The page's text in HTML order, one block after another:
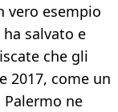
vero esempio
salvato e
che gli
2017, come un
ne